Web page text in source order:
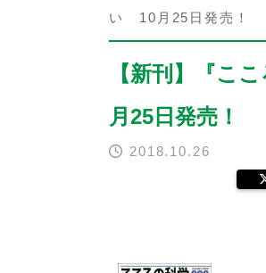
い 10月25日発売！
【新刊】『こ
月25日発売！
2018.10.26